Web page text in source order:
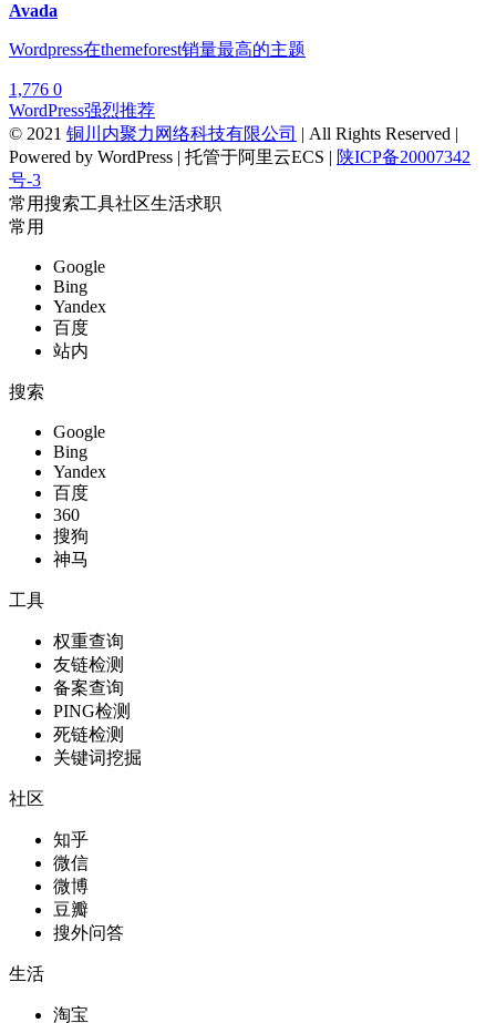
Avada
Wordpress在themeforest销量最高的主题
1,776 0
WordPress强烈推荐
© 2021 铜川内聚力网络科技有限公司 | All Rights Reserved |
Powered by WordPress | 托管于阿里云ECS | 陕ICP备20007342
号-3
常用搜索工具社区生活求职
常用
Google
Bing
Yandex
百度
站内
搜索
Google
Bing
Yandex
百度
360
搜狗
神马
工具
权重查询
友链检测
备案查询
PING检测
死链检测
关键词挖掘
社区
知乎
微信
微博
豆瓣
搜外问答
生活
淘宝